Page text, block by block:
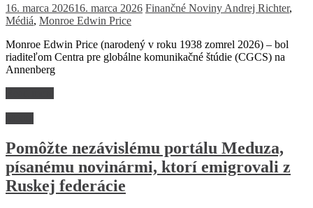
16. marca 202616. marca 2026 Finančné Noviny Andrej Richter,
Médiá, Monroe Edwin Price
Monroe Edwin Price (narodený v roku 1938 zomrel 2026) – bol
riaditeľom Centra pre globálne komunikačné štúdie (CGCS) na
Annenberg
Pomôžte nezávislému portálu Meduza,
písanému novinármi, ktorí emigrovali z
Ruskej federácie